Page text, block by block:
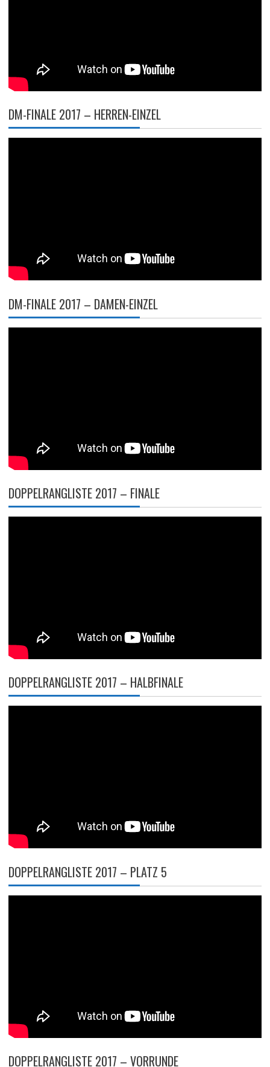
DM-FINALE 2017 – HERREN-EINZEL
DM-FINALE 2017 – DAMEN-EINZEL
DOPPELRANGLISTE 2017 – FINALE
DOPPELRANGLISTE 2017 – HALBFINALE
DOPPELRANGLISTE 2017 – PLATZ 5
DOPPELRANGLISTE 2017 – VORRUNDE